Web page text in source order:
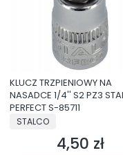
KLUCZ TRZPIENIOWY NA
NASADCE 1/4'' S2 PZ3
PERFECT S-85711
PRODUCENT
STALCO
Cena
4,50 zł